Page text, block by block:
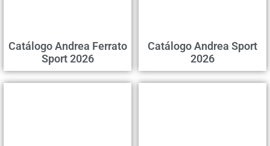
Catálogo Andrea Ferrato
Sport 2026
Catálogo Andrea Sport
2026